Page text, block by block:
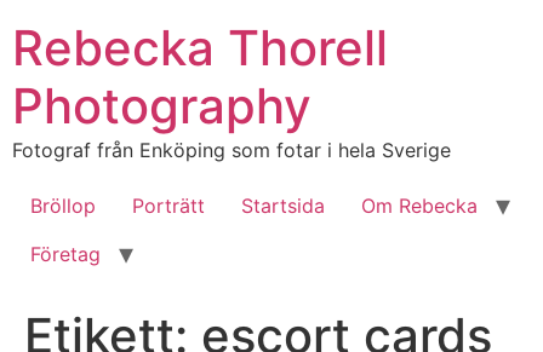
till
innehåll
Rebecka Thorell
Photography
Fotograf från Enköping som fotar i hela Sverige
Bröllop Porträtt Startsida
Om Rebecka
Företag
Etikett: escort cards